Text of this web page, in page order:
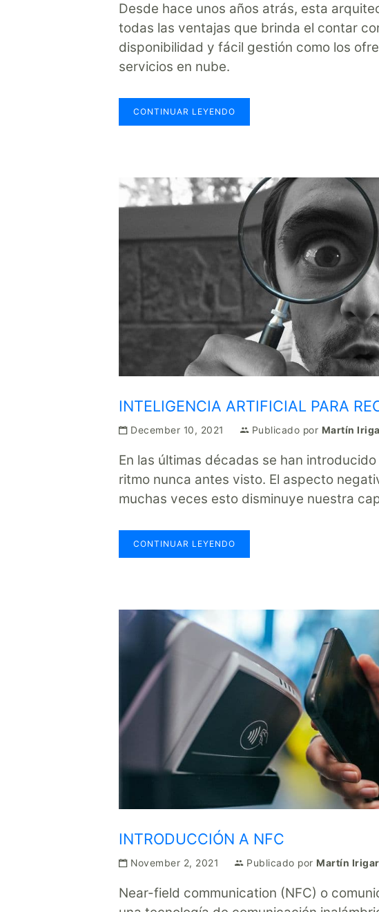
Desde hace unos años atrás, esta
todas las ventajas que brinda el contar
disponibilidad y fácil gestión como los
servicios en nube.
CONTINUAR LEYENDO
INTELIGENCIA ARTIFICIAL PARA
December 10, 2021 Publicado por Martín
En las últimas décadas se han
ritmo nunca antes visto. El aspecto
muchas veces esto disminuye nuestra
CONTINUAR LEYENDO
INTRODUCCIÓN A NFC
November 2, 2021 Publicado por Martín
Near-field communication (NFC) o